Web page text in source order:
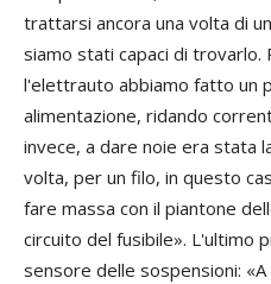
trattarsi ancora una volta di
siamo stati capaci di
l'elettrauto abbiamo fatto un
alimentazione, ridando
invece, a dare noie era stata
volta, per un filo, in questo
fare massa con il piantone
circuito del fusibile». L'ultimo
sensore delle sospensioni: